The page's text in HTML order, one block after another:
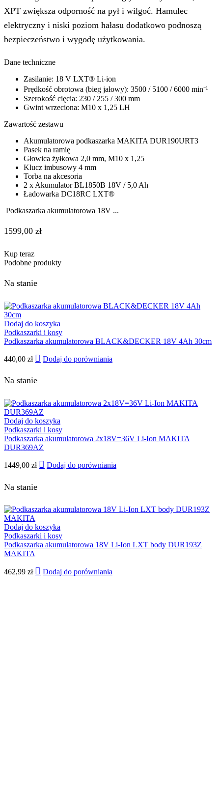
XPT zwiększa odporność na pył i wilgoć. Hamulec
elektryczny i niski poziom hałasu dodatkowo podnoszą
bezpieczeństwo i wygodę użytkowania.
Dane techniczne
Zasilanie: 18 V LXT® Li-ion
Prędkość obrotowa (bieg jałowy): 3500 / 5100 / 6000 min⁻¹
Szerokość cięcia: 230 / 255 / 300 mm
Gwint wrzeciona: M10 x 1,25 LH
Zawartość zestawu
Akumulatorowa podkaszarka MAKITA DUR190URT3
Pasek na ramię
Głowica żyłkowa 2,0 mm, M10 x 1,25
Klucz imbusowy 4 mm
Torba na akcesoria
2 x Akumulator BL1850B 18V / 5,0 Ah
Ładowarka DC18RC LXT®
Podkaszarka akumulatorowa 18V ...
1599,00 zł
Kup teraz
Podobne produkty
Na stanie
Dodaj do koszyka
Podkaszarki i kosy
Podkaszarka akumulatorowa BLACK&DECKER 18V 4Ah 30cm
440,00 zł Dodaj do porówniania
Na stanie
Dodaj do koszyka
Podkaszarki i kosy
Podkaszarka akumulatorowa 2x18V=36V Li-Ion MAKITA
DUR369AZ
1449,00 zł Dodaj do porówniania
Na stanie
Dodaj do koszyka
Podkaszarki i kosy
Podkaszarka akumulatorowa 18V Li-Ion LXT body DUR193Z
MAKITA
462,99 zł Dodaj do porówniania